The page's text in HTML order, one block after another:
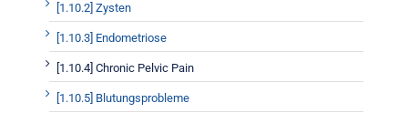
[1.10.2] Zysten
[1.10.3] Endometriose
[1.10.4] Chronic Pelvic Pain
[1.10.5] Blutungsprobleme